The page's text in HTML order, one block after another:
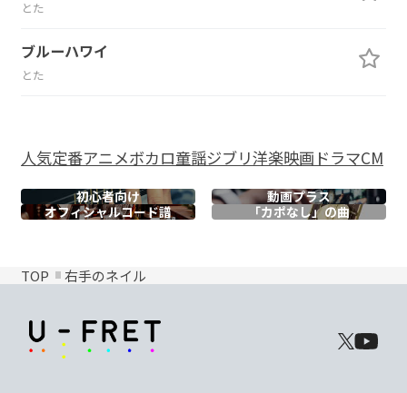
とた
ブルーハワイ
とた
人気定番アニメボカロ童謡ジブリ洋楽映画ドラマCM
初心者向け
動画プラス
オフィシャルコード譜 「カポなし」の曲
TOP 右手のネイル